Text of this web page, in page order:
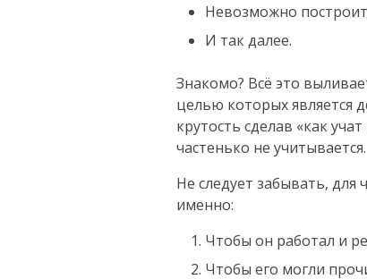
Невозможно
И так далее.
Знакомо? Всё это
целью которых является
крутость сделав «как
частенько не учитывается.
Не следует забывать,
именно:
Чтобы он работал и
Чтобы его могли